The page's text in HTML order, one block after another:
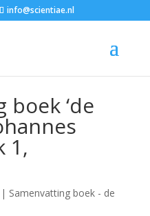
info@scientiae.nl
boek ‘de
1,
| Samenvatting boek - de